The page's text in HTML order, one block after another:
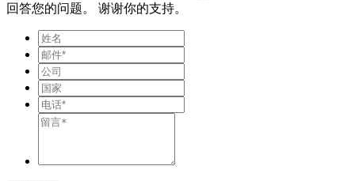
回答您的问题。 谢谢你的支持。